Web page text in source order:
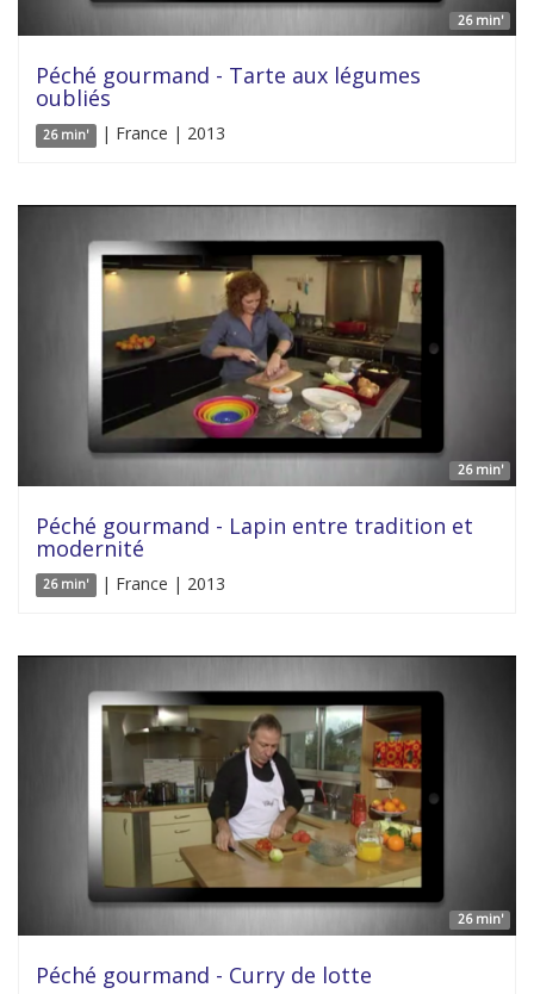
26 min'
Péché gourmand - Tarte aux légumes
oubliés
26 min' | France | 2013
26 min'
Péché gourmand - Lapin entre tradition et
modernité
26 min' | France | 2013
26 min'
Péché gourmand - Curry de lotte